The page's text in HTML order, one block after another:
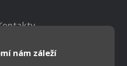
nám záleží
prohlídka